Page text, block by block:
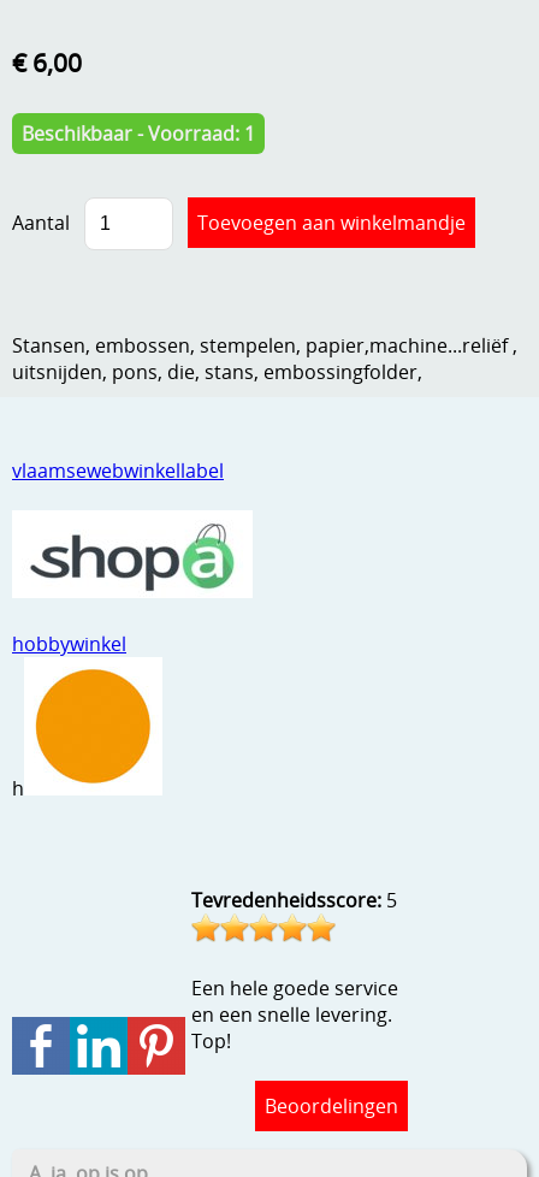
Kleurmateriaal-tekenmateriaal
Kneedmateriaal
Leuke versieringen
Papier en karton
Ribbelaar
Speciaal papier
Stempels en zo
Template, mask, stencils, grids
Wat nog, een creatief kijkje
vlaamsewebwinkellabel
hobbywinkel
h
Tevredenheidsscore: 5
Een hele goede service
en een snelle levering.
Top!
Beoordelingen
€ 6,00
Beschikbaar - Voorraad: 1
Aantal
Stansen, embossen, stempelen, papier,machine...reliëf ,
uitsnijden, pons, die, stans, embossingfolder,